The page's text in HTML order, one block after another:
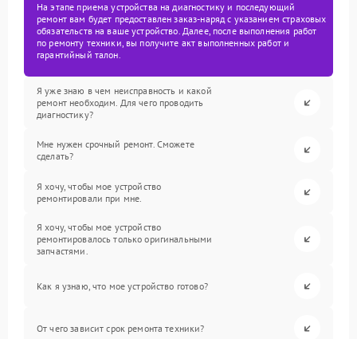
На этапе приема устройства на диагностику и последующий
ремонт вам будет предоставлен заказ-наряд с указанием страховых
обязательств на ваше устройство. Далее, после выполнения работ
по ремонту техники, вы получите акт выполненных работ и
гарантийный талон.
Я уже знаю в чем неисправность и какой
ремонт необходим. Для чего проводить
диагностику?
Мне нужен срочный ремонт. Сможете
сделать?
Я хочу, чтобы мое устройство
ремонтировали при мне.
Я хочу, чтобы мое устройство
ремонтировалось только оригинальными
запчастями.
Как я узнаю, что мое устройство готово?
От чего зависит срок ремонта техники?